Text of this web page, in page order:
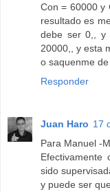
Con = 60000 y
resultado es
debe ser 0,, y
20000,, y esta
o saquenme
Responder
Juan Haro 17
Para Manuel -
Efectivamente
sido
y puede ser